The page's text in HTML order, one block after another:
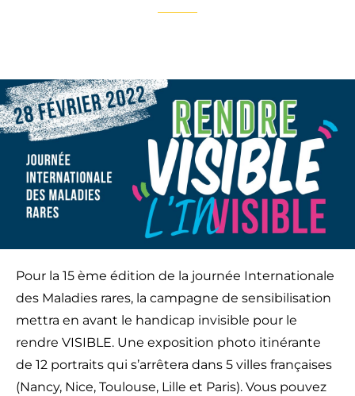
Pour la 15 ème édition de la journée Internationale
des Maladies rares, la campagne de sensibilisation
mettra en avant le handicap invisible pour le
rendre VISIBLE. Une exposition photo itinérante
de 12 portraits qui s’arrêtera dans 5 villes françaises
(Nancy, Nice, Toulouse, Lille et Paris). Vous pouvez